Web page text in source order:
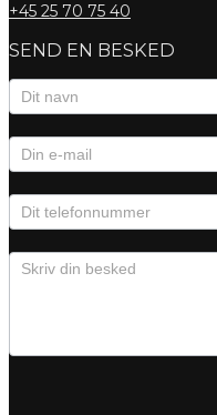
+45 25 70 75 40
SEND EN BESKED
Kontaktformular